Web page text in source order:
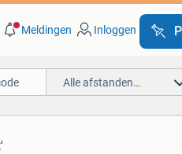
Meldingen Inloggen
Alle afstanden…